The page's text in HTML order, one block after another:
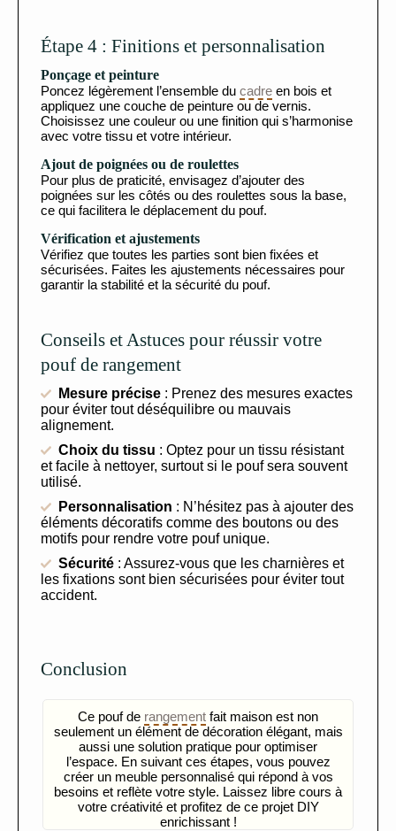
Étape 4 : Finitions et personnalisation
Ponçage et peinture
Poncez légèrement l’ensemble du cadre en bois et
appliquez une couche de peinture ou de vernis.
Choisissez une couleur ou une finition qui s’harmonise
avec votre tissu et votre intérieur.
Ajout de poignées ou de roulettes
Pour plus de praticité, envisagez d’ajouter des
poignées sur les côtés ou des roulettes sous la base,
ce qui facilitera le déplacement du pouf.
Vérification et ajustements
Vérifiez que toutes les parties sont bien fixées et
sécurisées. Faites les ajustements nécessaires pour
garantir la stabilité et la sécurité du pouf.
Conseils et Astuces pour réussir votre
pouf de rangement
Mesure précise : Prenez des mesures exactes
pour éviter tout déséquilibre ou mauvais
alignement.
Choix du tissu : Optez pour un tissu résistant
et facile à nettoyer, surtout si le pouf sera souvent
utilisé.
Personnalisation : N’hésitez pas à ajouter des
éléments décoratifs comme des boutons ou des
motifs pour rendre votre pouf unique.
Sécurité : Assurez-vous que les charnières et
les fixations sont bien sécurisées pour éviter tout
accident.
Conclusion
Ce pouf de rangement fait maison est non
seulement un élément de décoration élégant, mais
aussi une solution pratique pour optimiser
l’espace. En suivant ces étapes, vous pouvez
créer un meuble personnalisé qui répond à vos
besoins et reflète votre style. Laissez libre cours à
votre créativité et profitez de ce projet DIY
enrichissant !